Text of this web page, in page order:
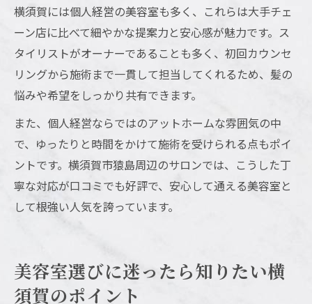
横須賀には個人経営の美容室も多く、これらは大手チェ
ーン店に比べて細やかな提案力と安心感が魅力です。ス
タイリストがオーナーであることも多く、初回カウンセ
リングから施術まで一貫して担当してくれるため、髪の
悩みや希望をしっかり共有できます。
また、個人経営ならではのアットホームな雰囲気の中
で、ゆったりと時間をかけて施術を受けられる点もポイ
ントです。横須賀市猿島周辺のサロンでは、こうした丁
寧な対応が口コミでも好評で、安心して通える美容室と
して根強い人気を誇っています。
美容室選びに迷ったら知りたい横
須賀のポイント